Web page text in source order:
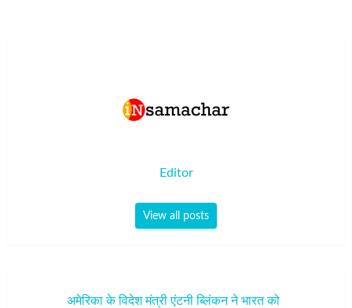
Editor
View all posts
अमेरिका के विदेश मंत्री एंटनी ब्लिंकन ने भारत को